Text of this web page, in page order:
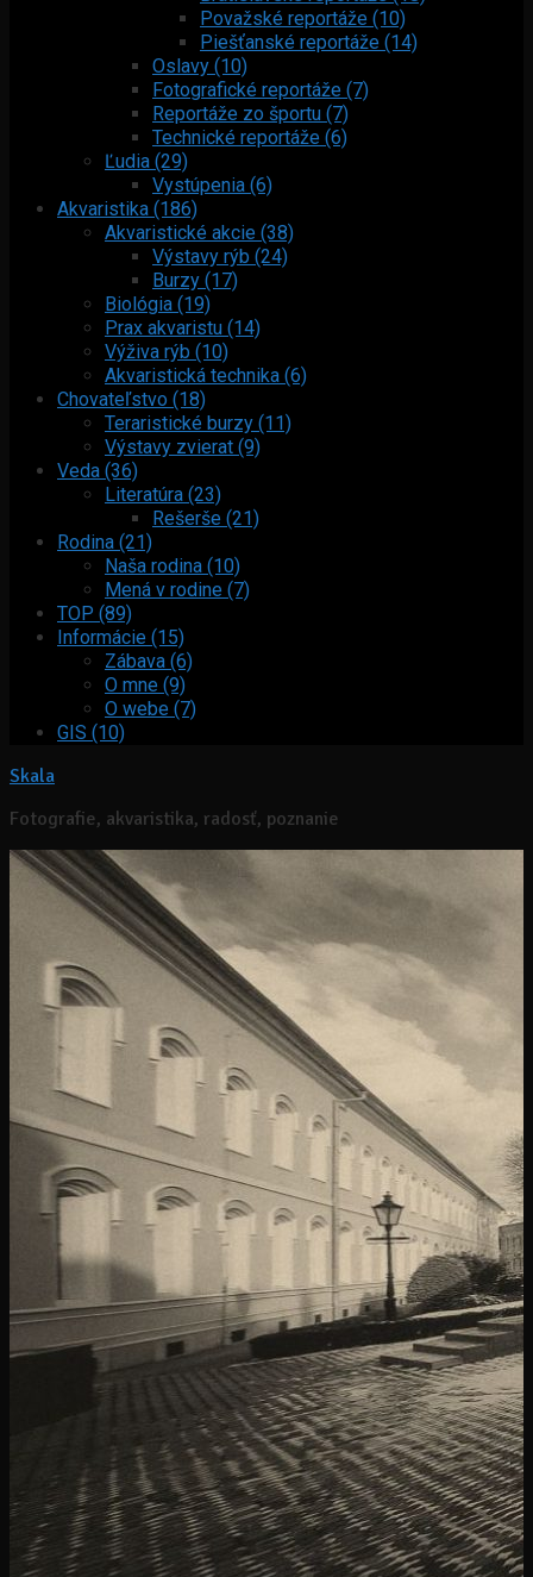
Považské reportáže (10)
Piešťanské reportáže (14)
Oslavy (10)
Fotografické reportáže (7)
Reportáže zo športu (7)
Technické reportáže (6)
Ľudia (29)
Vystúpenia (6)
Akvaristika (186)
Akvaristické akcie (38)
Výstavy rýb (24)
Burzy (17)
Biológia (19)
Prax akvaristu (14)
Výživa rýb (10)
Akvaristická technika (6)
Chovateľstvo (18)
Teraristické burzy (11)
Výstavy zvierat (9)
Veda (36)
Literatúra (23)
Rešerše (21)
Rodina (21)
Naša rodina (10)
Mená v rodine (7)
TOP (89)
Informácie (15)
Zábava (6)
O mne (9)
O webe (7)
GIS (10)
Skala
Fotografie, akvaristika, radosť, poznanie